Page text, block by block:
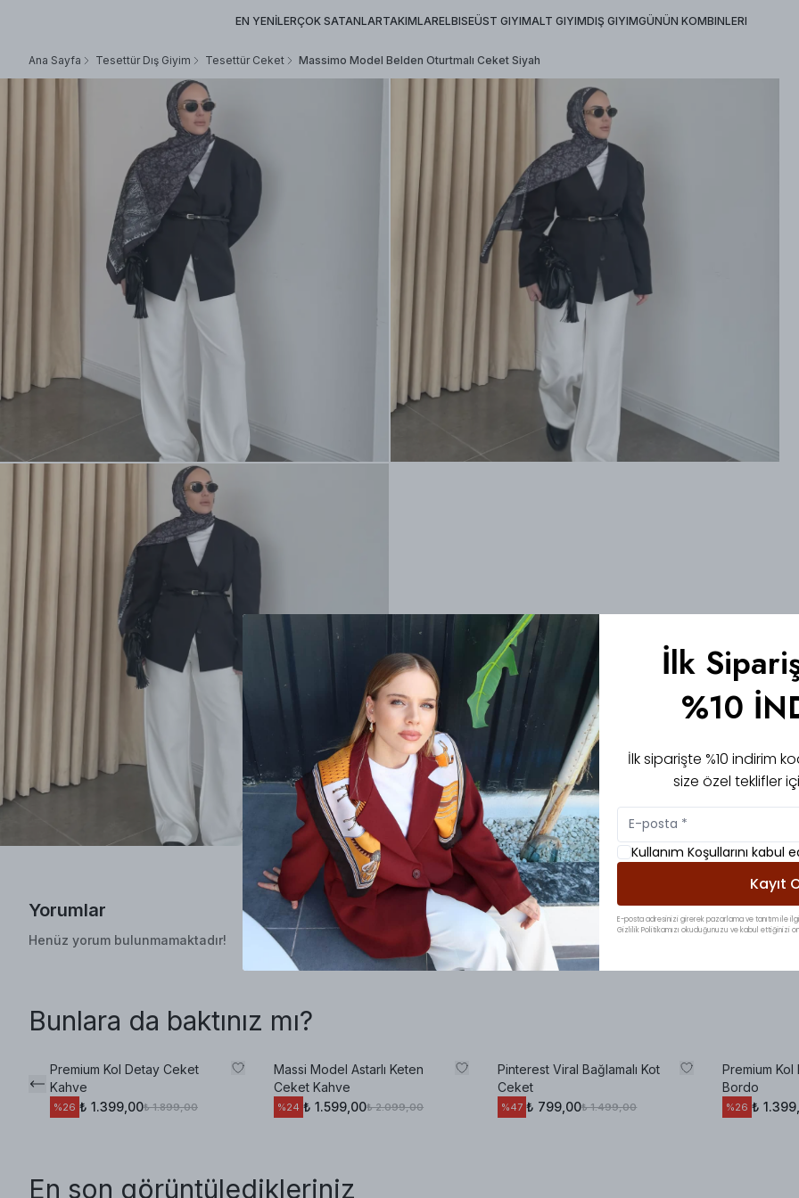
EN YENİLERÇOK SATANLARTAKIMLARELBISEÜST GIYIMALT GIYIMDIŞ GIYIMGÜNÜN KOMBINLERI
Ana Sayfa Tesettür Dış Giyim Tesettür Ceket Massimo Model Belden Oturtmalı Ceket Siyah
Yorumlar
Henüz yorum bulunmamaktadır!
Bunlara da baktınız mı?
Premium Kol Detay Ceket
Kahve
%26 ₺ 1.399,00₺ 1.899,00
Massi Model Astarlı Keten
Ceket Kahve
%24 ₺ 1.599,00₺ 2.099,00
Pinterest Viral Bağlamalı Kot
Ceket
%47 ₺ 799,00₺ 1.499,00
Premium
Bordo
%26 ₺
En son görüntüledikleriniz
İlk
%10
İlk siparişte %10 indirim
size özel teklifler
Kullanım Koşullarını kabul
Kayıt
E-posta adresinizi girerek pazarlama ve tanıtım ile
Gizlilik Politikamızı okuduğunuzu ve kabul ettiğinizi